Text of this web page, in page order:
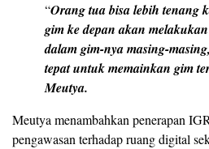
“Orang tua bisa lebih tenang
gim ke depan akan
dalam gim-nya masing-
tepat untuk memainkan gim
Meutya.
Meutya menambahkan penerapan
pengawasan terhadap ruang digital